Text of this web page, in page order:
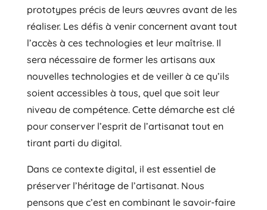
prototypes précis de leurs œuvres avant de les
réaliser. Les défis à venir concernent avant tout
l’accès à ces technologies et leur maîtrise. Il
sera nécessaire de former les artisans aux
nouvelles technologies et de veiller à ce qu’ils
soient accessibles à tous, quel que soit leur
niveau de compétence. Cette démarche est clé
pour conserver l’esprit de l’artisanat tout en
tirant parti du digital.
Dans ce contexte digital, il est essentiel de
préserver l’héritage de l’artisanat. Nous
pensons que c’est en combinant le savoir-faire